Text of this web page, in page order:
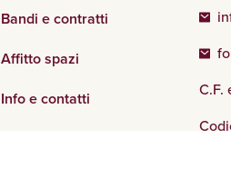
Bandi e contratti
Affitto spazi
Info e contatti
C.F.